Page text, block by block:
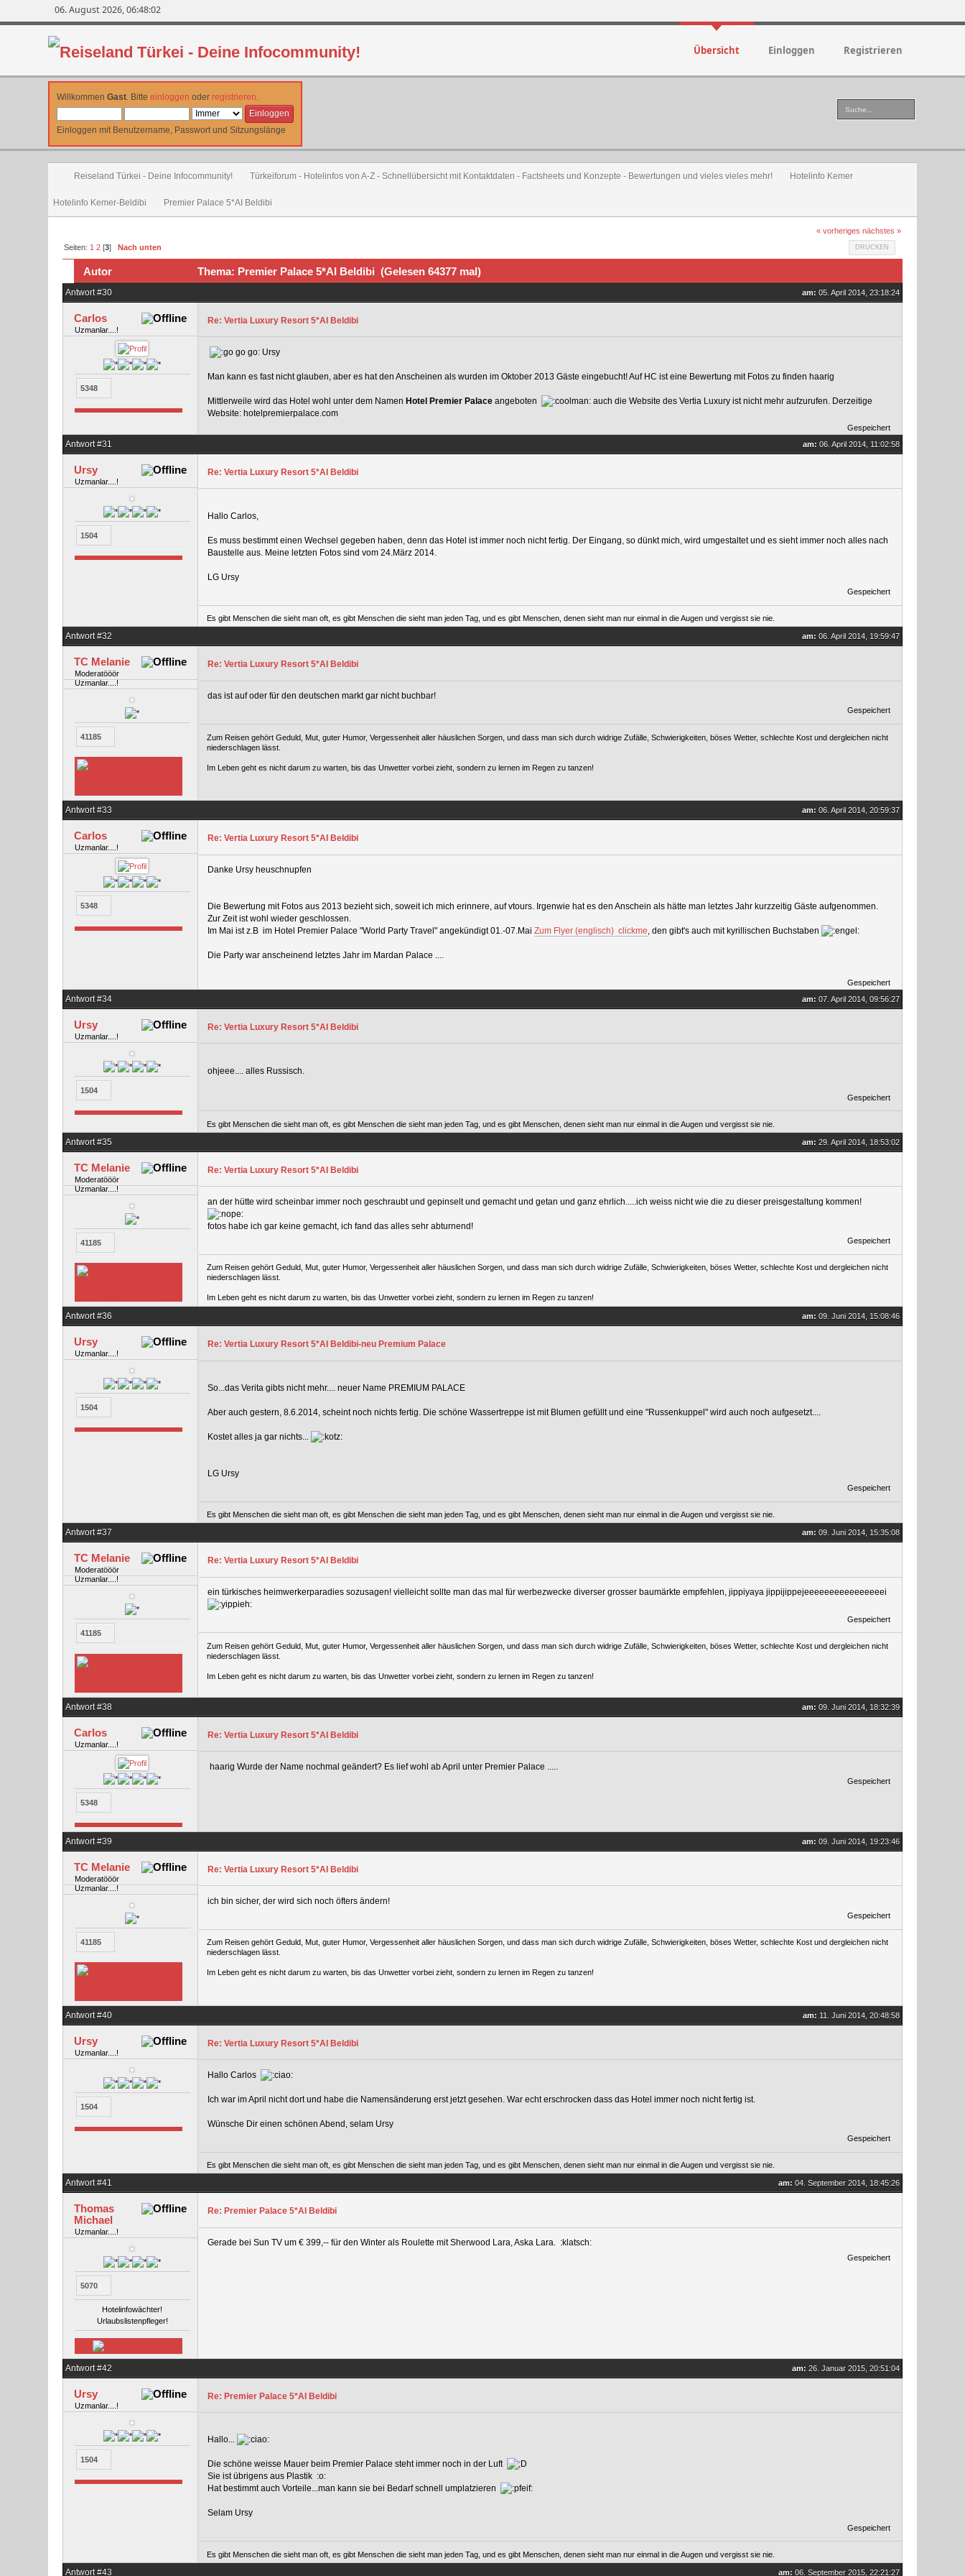
06. August 2026, 06:48:02
Übersicht Einloggen Registrieren
WillkommenGast. Bitteeinloggen oder registrieren.
Einloggen mit Benutzername, Passwort und Sitzungslänge
Reiseland Türkei - Deine Infocommunity! Türkeiforum - Hotelinfos von A-Z - Schnellübersicht mit Kontaktdaten - Factsheets und Konzepte - Bewertungen und vieles vieles mehr! Hotelinfo Kemer
Hotelinfo Kemer-Beldibi Premier Palace 5*AI Beldibi
« vorheriges nächstes »
DRUCKEN
Seiten: 1 2 [3]Nach unten
Autor Thema: Premier Palace 5*AI Beldibi (Gelesen 64377 mal)
Antwort #30 am: 05. April 2014, 23:18:24
Carlos
Uzmanlar....!
5348
Re: Vertia Luxury Resort 5*AI Beldibi
Ursy
Man kann es fast nicht glauben, aber es hat den Anscheinen als wurden im Oktober 2013 Gäste eingebucht! Auf HC ist eine Bewertung mit Fotos zu finden haarig
Mittlerweile wird das Hotel wohl unter dem NamenHotel Premier Palace angeboten
auch die Website des Vertia Luxury ist nicht mehr aufzurufen. Derzeitige
Website: hotelpremierpalace.com
Gespeichert
Antwort #31 am: 06. April 2014, 11:02:58
Ursy
Uzmanlar....!
1504
Re: Vertia Luxury Resort 5*AI Beldibi
Hallo Carlos,
Es muss bestimmt einen Wechsel gegeben haben, denn das Hotel ist immer noch nicht fertig. Der Eingang, so dünkt mich, wird umgestaltet und es sieht immer noch alles nach
Baustelle aus. Meine letzten Fotos sind vom 24.März 2014.
LG Ursy
Gespeichert
Es gibt Menschen die sieht man oft, es gibt Menschen die sieht man jeden Tag, und es gibt Menschen, denen sieht man nur einmal in die Augen und vergisst sie nie.
Antwort #32 am: 06. April 2014, 19:59:47
TC Melanie
Moderatööör
Uzmanlar....!
41185
Re: Vertia Luxury Resort 5*AI Beldibi
das ist auf oder für den deutschen markt gar nicht buchbar!
Gespeichert
Zum Reisen gehört Geduld, Mut, guter Humor, Vergessenheit aller häuslichen Sorgen, und dass man sich durch widrige Zufälle, Schwierigkeiten, böses Wetter, schlechte Kost und dergleichen nicht
niederschlagen lässt.
Im Leben geht es nicht darum zu warten, bis das Unwetter vorbei zieht, sondern zu lernen im Regen zu tanzen!
Antwort #33 am: 06. April 2014, 20:59:37
Carlos
Uzmanlar....!
5348
Re: Vertia Luxury Resort 5*AI Beldibi
Danke Ursy heuschnupfen
Die Bewertung mit Fotos aus 2013 bezieht sich, soweit ich mich erinnere, auf vtours. Irgenwie hat es den Anschein als hätte man letztes Jahr kurzzeitig Gäste aufgenommen.
Zur Zeit ist wohl wieder geschlossen.
Im Mai ist z.B im Hotel Premier Palace "World Party Travel" angekündigt 01.-07.MaiZum Flyer (englisch) clickme, den gibt's auch mit kyrillischen Buchstaben
Die Party war anscheinend letztes Jahr im Mardan Palace ....
Gespeichert
Antwort #34 am: 07. April 2014, 09:56:27
Ursy
Uzmanlar....!
1504
Re: Vertia Luxury Resort 5*AI Beldibi
ohjeee.... alles Russisch.
Gespeichert
Es gibt Menschen die sieht man oft, es gibt Menschen die sieht man jeden Tag, und es gibt Menschen, denen sieht man nur einmal in die Augen und vergisst sie nie.
Antwort #35 am: 29. April 2014, 18:53:02
TC Melanie
Moderatööör
Uzmanlar....!
41185
Re: Vertia Luxury Resort 5*AI Beldibi
an der hütte wird scheinbar immer noch geschraubt und gepinselt und gemacht und getan und ganz ehrlich.....ich weiss nicht wie die zu dieser preisgestaltung kommen!
fotos habe ich gar keine gemacht, ich fand das alles sehr abturnend!
Gespeichert
Zum Reisen gehört Geduld, Mut, guter Humor, Vergessenheit aller häuslichen Sorgen, und dass man sich durch widrige Zufälle, Schwierigkeiten, böses Wetter, schlechte Kost und dergleichen nicht
niederschlagen lässt.
Im Leben geht es nicht darum zu warten, bis das Unwetter vorbei zieht, sondern zu lernen im Regen zu tanzen!
Antwort #36 am: 09. Juni 2014, 15:08:46
Ursy
Uzmanlar....!
1504
Re: Vertia Luxury Resort 5*AI Beldibi-neu Premium Palace
So...das Verita gibts nicht mehr.... neuer Name PREMIUM PALACE
Aber auch gestern, 8.6.2014, scheint noch nichts fertig. Die schöne Wassertreppe ist mit Blumen gefüllt und eine "Russenkuppel" wird auch noch aufgesetzt....
Kostet alles ja gar nichts...
LG Ursy
Gespeichert
Es gibt Menschen die sieht man oft, es gibt Menschen die sieht man jeden Tag, und es gibt Menschen, denen sieht man nur einmal in die Augen und vergisst sie nie.
Antwort #37 am: 09. Juni 2014, 15:35:08
TC Melanie
Moderatööör
Uzmanlar....!
41185
Re: Vertia Luxury Resort 5*AI Beldibi
ein türkisches heimwerkerparadies sozusagen! vielleicht sollte man das mal für werbezwecke diverser grosser baumärkte empfehlen, jippiyaya jippijippejeeeeeeeeeeeeeeeei
Gespeichert
Zum Reisen gehört Geduld, Mut, guter Humor, Vergessenheit aller häuslichen Sorgen, und dass man sich durch widrige Zufälle, Schwierigkeiten, böses Wetter, schlechte Kost und dergleichen nicht
niederschlagen lässt.
Im Leben geht es nicht darum zu warten, bis das Unwetter vorbei zieht, sondern zu lernen im Regen zu tanzen!
Antwort #38 am: 09. Juni 2014, 18:32:39
Carlos
Uzmanlar....!
5348
Re: Vertia Luxury Resort 5*AI Beldibi
haarig Wurde der Name nochmal geändert? Es lief wohl ab April unter Premier Palace .....
Gespeichert
Antwort #39 am: 09. Juni 2014, 19:23:46
TC Melanie
Moderatööör
Uzmanlar....!
41185
Re: Vertia Luxury Resort 5*AI Beldibi
ich bin sicher, der wird sich noch öfters ändern!
Gespeichert
Zum Reisen gehört Geduld, Mut, guter Humor, Vergessenheit aller häuslichen Sorgen, und dass man sich durch widrige Zufälle, Schwierigkeiten, böses Wetter, schlechte Kost und dergleichen nicht
niederschlagen lässt.
Im Leben geht es nicht darum zu warten, bis das Unwetter vorbei zieht, sondern zu lernen im Regen zu tanzen!
Antwort #40 am: 11. Juni 2014, 20:48:58
Ursy
Uzmanlar....!
1504
Re: Vertia Luxury Resort 5*AI Beldibi
Hallo Carlos
Ich war im April nicht dort und habe die Namensänderung erst jetzt gesehen. War echt erschrocken dass das Hotel immer noch nicht fertig ist.
Wünsche Dir einen schönen Abend, selam Ursy
Gespeichert
Es gibt Menschen die sieht man oft, es gibt Menschen die sieht man jeden Tag, und es gibt Menschen, denen sieht man nur einmal in die Augen und vergisst sie nie.
Antwort #41 am: 04. September 2014, 18:45:26
Thomas
Michael
Uzmanlar....!
5070
Hotelinfowächter!
Urlaubslistenpfleger!
Re: Premier Palace 5*AI Beldibi
Gerade bei Sun TV um € 399,-- für den Winter als Roulette mit Sherwood Lara, Aska Lara. :klatsch:
Gespeichert
Antwort #42 am: 26. Januar 2015, 20:51:04
Ursy
Uzmanlar....!
1504
Re: Premier Palace 5*AI Beldibi
Hallo...
Die schöne weisse Mauer beim Premier Palace steht immer noch in der Luft
Sie ist übrigens aus Plastik :o:
Hat bestimmt auch Vorteile...man kann sie bei Bedarf schnell umplatzieren
Selam Ursy
Gespeichert
Es gibt Menschen die sieht man oft, es gibt Menschen die sieht man jeden Tag, und es gibt Menschen, denen sieht man nur einmal in die Augen und vergisst sie nie.
Antwort #43 am: 06. September 2015, 22:21:27